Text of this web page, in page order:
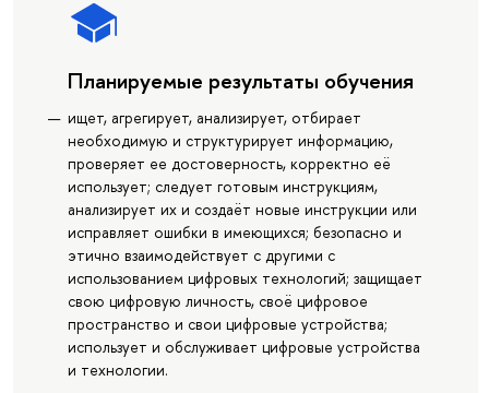
Планируемые результаты обучения
ищет, агрегирует, анализирует, отбирает
необходимую и структурирует информацию,
проверяет ее достоверность, корректно её
использует; следует готовым инструкциям,
анализирует их и создаёт новые инструкции или
исправляет ошибки в имеющихся; безопасно и
этично взаимодействует с другими с
использованием цифровых технологий; защищает
свою цифровую личность, своё цифровое
пространство и свои цифровые устройства;
использует и обслуживает цифровые устройства
и технологии.